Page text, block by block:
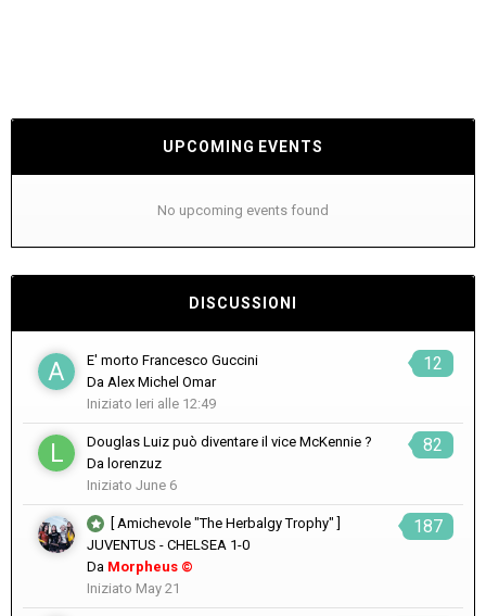
UPCOMING EVENTS
No upcoming events found
DISCUSSIONI
12
E' morto Francesco Guccini
Da Alex Michel Omar
Iniziato Ieri alle 12:49
82
Douglas Luiz può diventare il vice McKennie ?
Da lorenzuz
Iniziato June 6
187
[ Amichevole "The Herbalgy Trophy" ]
JUVENTUS - CHELSEA 1-0
Da Morpheus ©
Iniziato May 21